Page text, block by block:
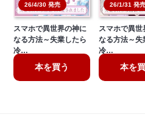
26/4/30 発売
スマホで異世界の神に
なる方法～失業したら
冷…
本を買う
26/1/31 発売
スマホで異世
なる方法～失
冷…
本を